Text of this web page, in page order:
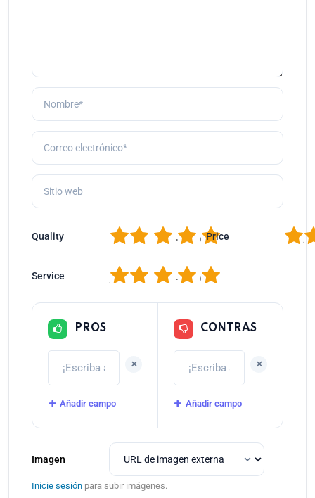
Quality 5
4
3
2 Price 2
Service 5
4
3
2
PROS
+
Añadir campo
CONTRAS
+
Añadir campo
Imagen
Inicie sesión para subir imágenes.